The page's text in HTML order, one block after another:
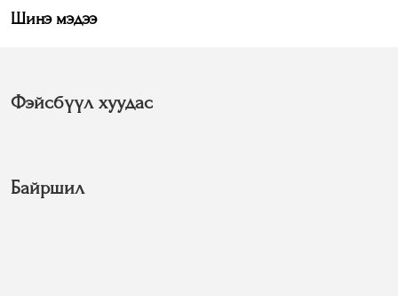
Шинэ мэдээ
Фэйсбүүл хуудас
Байршил